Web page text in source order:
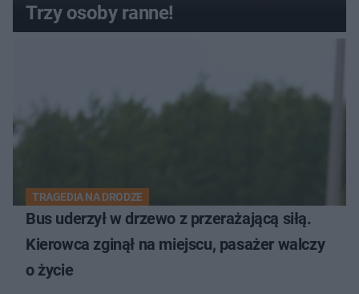
Trzy osoby ranne!
TRAGEDIA NA DRODZE
Bus uderzył w drzewo z przerażającą siłą.
Kierowca zginął na miejscu, pasażer walczy
o życie